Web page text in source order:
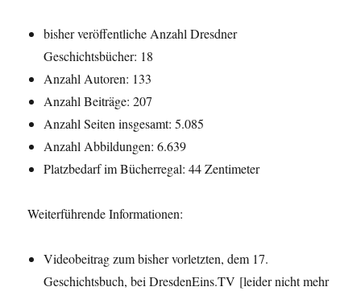
bisher veröffentliche Anzahl Dresdner
Geschichtsbücher: 18
Anzahl Autoren: 133
Anzahl Beiträge: 207
Anzahl Seiten insgesamt: 5.085
Anzahl Abbildungen: 6.639
Platzbedarf im Bücherregal: 44 Zentimeter
Weiterführende Informationen:
Videobeitrag zum bisher vorletzten, dem 17.
Geschichtsbuch, bei DresdenEins.TV [leider nicht mehr